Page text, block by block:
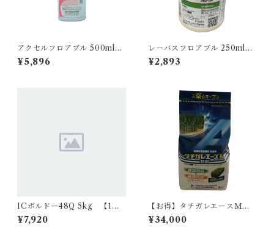
アクセルフロアブル 500ml
1本
¥5,896
レーバスフロアブル 250ml 1
本
¥2,893
ICボルドー48Q 5kg 【1
箱】4袋入
¥7,920
【お得】タチガレエースＭ粉
剤 3kg 【1箱】8袋入
¥34,000